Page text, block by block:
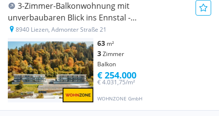
3-Zimmer-Balkonwohnung mit
unverbaubaren Blick ins Ennstal -
ZWEITWOHNSITZWIDMUNG
8940 Liezen, Admonter Straße 21
63 m²
3Zimmer
Balkon
WOHNZONE GmbH
€ 4.031,75/m²
€ 254.000